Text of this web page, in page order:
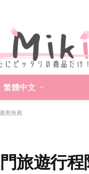
繁體中文
惠推薦
旅遊行程